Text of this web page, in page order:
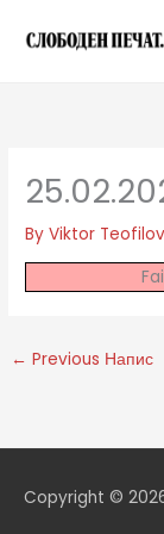
ByViktor
← Previous Напис
Copyright ©